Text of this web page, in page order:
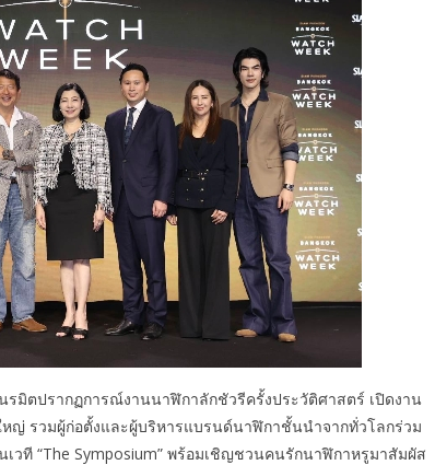
มิตปรากฏการณ์งานนาฬิกาลักชัวรีครั้งประวัติศาสตร์ เปิดงาน
ใหญ่ รวมผู้ก่อตั้งและผู้บริหารแบรนด์นาฬิกาชั้นนำจากทั่วโลกร่วม
วที “The Symposium” พร้อมเชิญชวนคนรักนาฬิกาหรูมาสัมผัส